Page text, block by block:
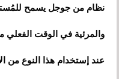
نظام من جوجل يسمح
والمرئية في الوقت الفعلي
عند إستخدام هذا النوع من